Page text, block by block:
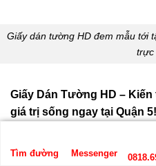
Giấy dán tường HD đem mẫu tới
trực
Giấy Dán Tường HD –
giá trị sống ngay tại Quận 5!
Tìm đường Messenger